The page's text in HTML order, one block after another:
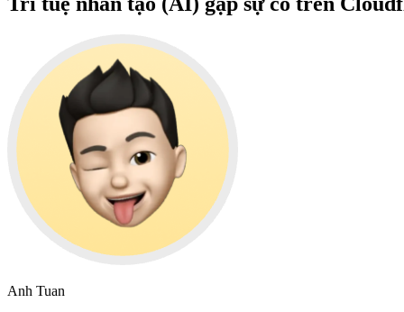
Anh Tuan